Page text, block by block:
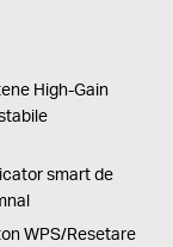
High-Gain
smart de
WPS/Resetare